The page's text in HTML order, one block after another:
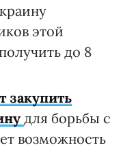
этой
до 8
закупить
для борьбы с
возможность